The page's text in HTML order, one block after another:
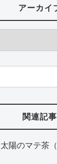
アーカイ
関連記事
太陽のマテ茶